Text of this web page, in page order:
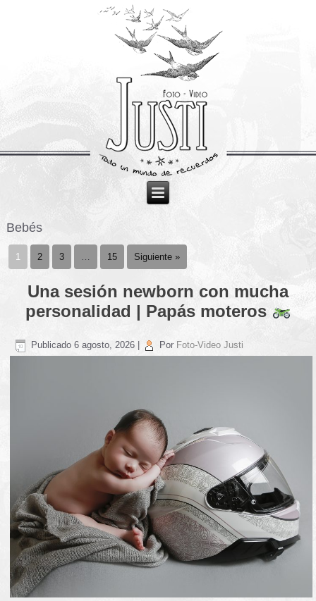
Bebés
1 2 3 15 Siguiente »
Una sesión newborn con mucha
personalidad | Papás moteros
Publicado 6 agosto, 2026 Por Foto-Video Justi